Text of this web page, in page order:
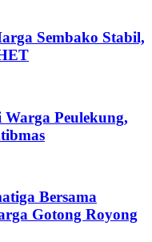
Sembako Stabil,
Peulekung,
Bersama
Gotong Royong